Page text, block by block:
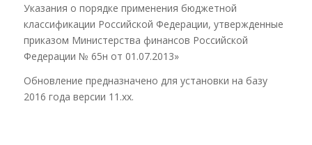
Указания о порядке применения бюджетной
классификации Российской Федерации, утвержденные
приказом Министерства финансов Российской
Федерации № 65н от 01.07.2013»
Обновление предназначено для установки на базу
2016 года версии 11.хх.